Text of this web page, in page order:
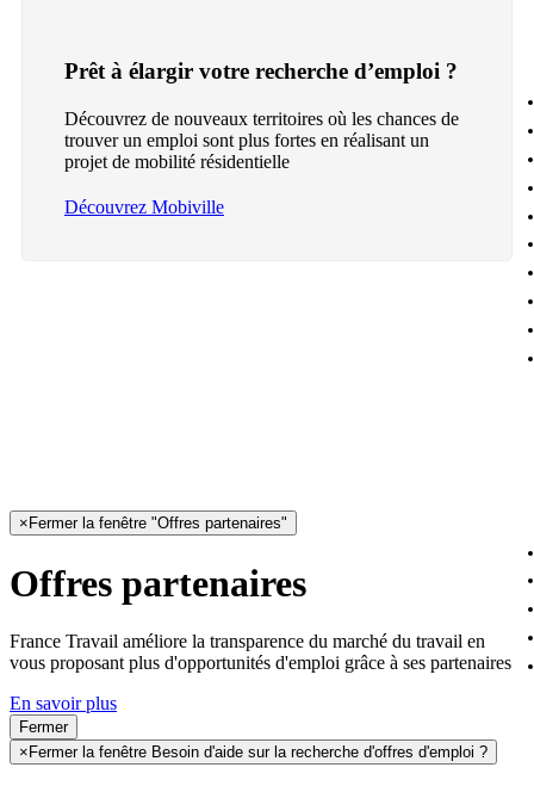
Prêt à élargir votre recherche d’emploi ?
Découvrez de nouveaux territoires où les chances de
trouver un emploi sont plus fortes en réalisant un
projet de mobilité résidentielle
Découvrez Mobiville
× Fermer la fenêtre "Offres partenaires"
Offres partenaires
France Travail améliore la transparence du marché du travail en
vous proposant plus d'opportunités d'emploi grâce à ses partenaires
En savoir plus
Fermer
× Fermer la fenêtre Besoin d'aide sur la recherche d'offres d'emploi ?